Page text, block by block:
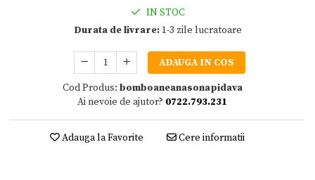
IN STOC
Durata de livrare:1-3 zile lucratoare
ADAUGA IN COS
Cod Produs: bomboaneanasonapidava
Ai nevoie de ajutor? 0722.793.231
Adauga la Favorite Cere informatii